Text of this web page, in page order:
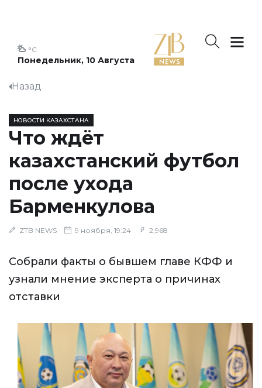
Понедельник, 10 Августа
°C
Назад
НОВОСТИ КАЗАХСТАНА
Что ждёт
казахстанский футбол
после ухода
Барменкулова
ZTB NEWS 9 ноября, 19:24 2,968
Собрали факты о бывшем главе КФФ и
узнали мнение эксперта о причинах
отставки